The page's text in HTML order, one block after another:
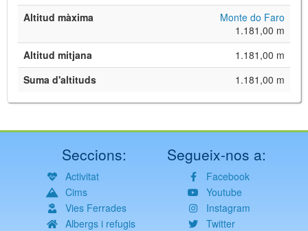
Altitud màxima
Monte do Faro
1.181,00 m
Altitud mitjana
1.181,00 m
Suma d'altituds
1.181,00 m
Seccions:
Activitat
Cims
Vies Ferrades
Albergs i refugis
Segueix-nos a:
Facebook
Youtube
Instagram
Twitter